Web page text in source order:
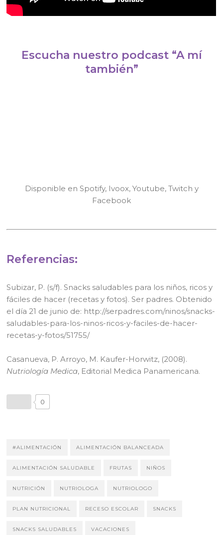
Escucha nuestro podcast “A mí
también”
Disponible en Spotify, Ivoox, Youtube, Twitch y
Facebook
Referencias:
Subizar, P. (s/f). Snacks saludables para los niños, ricos y
fáciles de hacer (recetas y fotos). Ser padres. Obtenido
el día 21 de junio de: http://serpadres.com/ninos/snacks-
saludables-para-los-ninos-ricos-y-faciles-de-hacer-
recetas-y-fotos/51755/
Casanueva, P. Arroyo, M. Kaufer-Horwitz, (2008).
Nutriología Medica, Editorial Medica Panamericana.
0
#ALIMENTACIÓN ALIMENTACIÓN BALANCEADA
ALIMENTACIÓN SALUDABLE FRUTAS NIÑOS
NUTRICIÓN NUTRIOLOGA NUTRIOLOGO
PLAN NUTRICIONAL RECESO ESCOLAR SNACKS
SNACKS SALUDABLES VACACIONES